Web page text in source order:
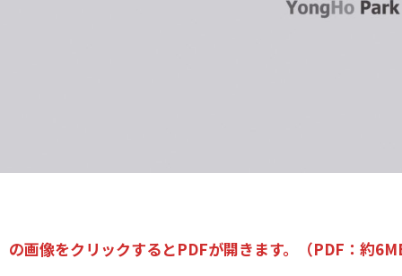
画像をクリックするとPDFが開きます。（PDF：約